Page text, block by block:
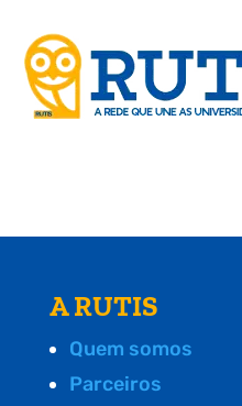
A RUTIS
Quem somos
Parceiros